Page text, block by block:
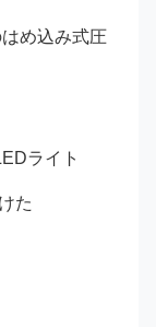
め込み式圧
ライト
た